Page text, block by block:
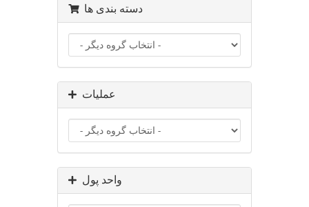
دسته بندی ها
عملیات
واحد پول